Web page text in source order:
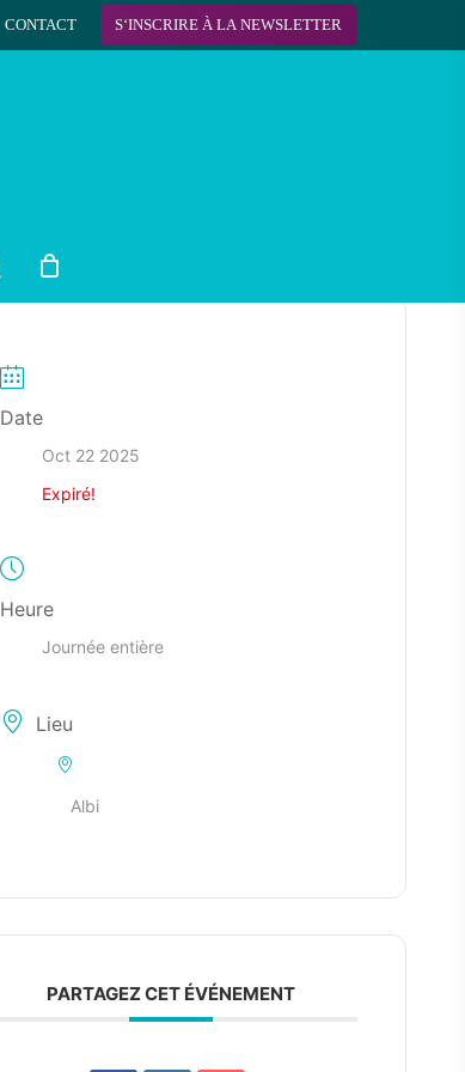
CONTACT S‘INSCRIRE À LA NEWSLETTER
search
Date
Oct 22 2025
Expiré!
Heure
Journée entière
Lieu
Albi
PARTAGEZ CET ÉVÉNEMENT